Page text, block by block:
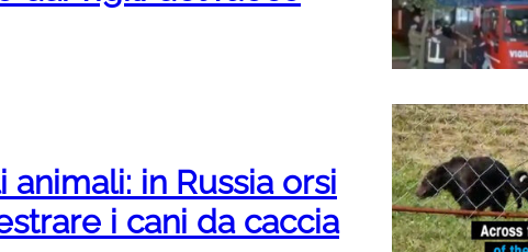
in Russia orsi
i cani da caccia